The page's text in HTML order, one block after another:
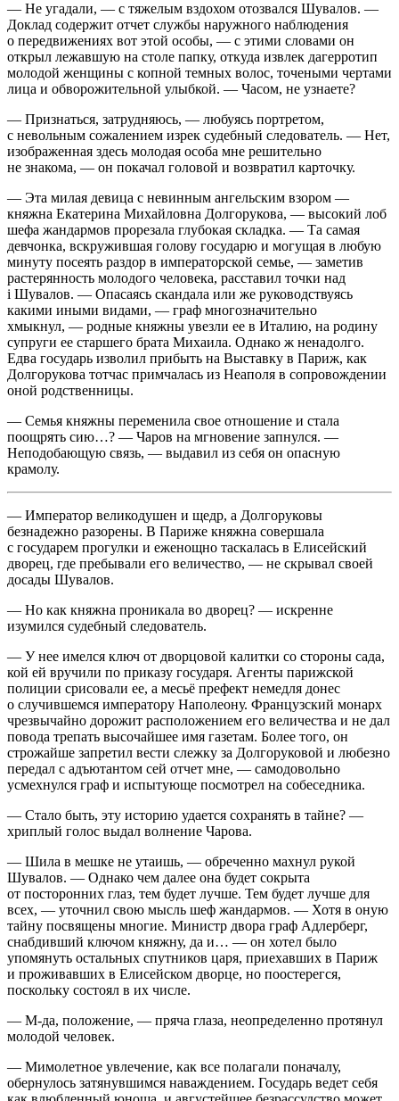
— Не угадали, — с тяжелым вздохом отозвался Шувалов. —
Доклад содержит отчет службы наружного наблюдения
о передвижениях вот этой особы, — с этими словами он
открыл лежавшую на столе папку, откуда извлек дагерротип
молодой женщины с копной темных волос, точеными чертами
лица и обворожительной улыбкой. — Часом, не узнаете?
— Признаться, затрудняюсь, — любуясь портретом,
с невольным сожалением изрек судебный следователь. — Нет,
изображенная здесь молодая особа мне решительно
не знакома, — он покачал головой и возвратил карточку.
— Эта милая девица с невинным ангельским взором —
княжна Екатерина Михайловна Долгорукова, — высокий лоб
шефа жандармов прорезала глубокая складка. — Та самая
девчонка, вскружившая голову государю и могущая в любую
минуту посеять раздор в императорской семье, — заметив
растерянность молодого человека, расставил точки над
i Шувалов. — Опасаясь скандала или же руководствуясь
какими иными видами, — граф многозначительно
хмыкнул, — родные княжны увезли ее в Италию, на родину
супруги ее старшего брата Михаила. Однако ж ненадолго.
Едва государь изволил прибыть на Выставку в Париж, как
Долгорукова тотчас примчалась из Неаполя в сопровождении
оной родственницы.
— Семья княжны переменила свое отношение и стала
поощрять сию…? — Чаров на мгновение запнулся. —
Неподобающую связь, — выдавил из себя он опасную
крамолу.
— Император великодушен и щедр, а Долгоруковы
безнадежно разорены. В Париже княжна совершала
с государем прогулки и еженощно таскалась в Елисейский
дворец, где пребывали его величество, — не скрывал своей
досады Шувалов.
— Но как княжна проникала во дворец? — искренне
изумился судебный следователь.
— У нее имелся ключ от дворцовой калитки со стороны сада,
кой ей вручили по приказу государя. Агенты парижской
полиции срисовали ее, а месьё префект немедля донес
о случившемся императору Наполеону. Французский монарх
чрезвычайно дорожит расположением его величества и не дал
повода трепать высочайшее имя газетам. Более того, он
строжайше запретил вести слежку за Долгоруковой и любезно
передал с адъютантом сей отчет мне, — самодовольно
усмехнулся граф и испытующе посмотрел на собеседника.
— Стало быть, эту историю удается сохранять в тайне? —
хриплый голос выдал волнение Чарова.
— Шила в мешке не утаишь, — обреченно махнул рукой
Шувалов. — Однако чем далее она будет сокрыта
от посторонних глаз, тем будет лучше. Тем будет лучше для
всех, — уточнил свою мысль шеф жандармов. — Хотя в оную
тайну посвящены многие. Министр двора граф Адлерберг,
снабдивший ключом княжну, да и… — он хотел было
упомянуть остальных спутников царя, приехавших в Париж
и проживавших в Елисейском дворце, но поостерегся,
поскольку состоял в их числе.
— М-да, положение, — пряча глаза, неопределенно протянул
молодой человек.
— Мимолетное увлечение, как все полагали поначалу,
обернулось затянувшимся наваждением. Государь ведет себя